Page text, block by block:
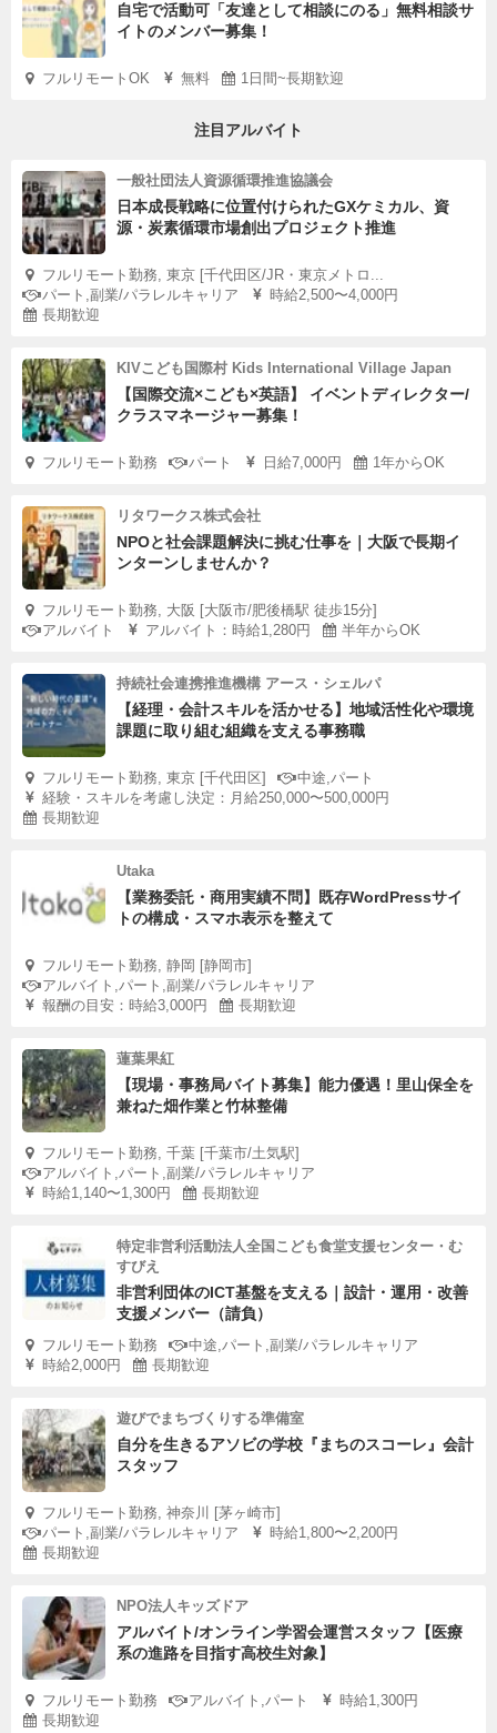
自宅で活動可「友達として相談にのる」無料相談サ
イトのメンバー募集！
フルリモートOK 無料 1日間~長期歓迎
注目アルバイト
一般社団法人資源循環推進協議会
日本成長戦略に位置付けられたGXケミカル、資
源・炭素循環市場創出プロジェクト推進
フルリモート勤務, 東京 [千代田区/JR・東京メトロ...
パート,副業/パラレルキャリア
時給2,500〜4,000円
長期歓迎
KIVこども国際村 Kids International Village Japan
【国際交流×こども×英語】 イベントディレクター/
クラスマネージャー募集！
フルリモート勤務 パート 日給7,000円 1年からOK
リタワークス株式会社
NPOと社会課題解決に挑む仕事を｜大阪で長期イ
ンターンしませんか？
フルリモート勤務, 大阪 [大阪市/肥後橋駅 徒歩15分]
アルバイト
アルバイト：時給1,280円 半年からOK
持続社会連携推進機構 アース・シェルパ
【経理・会計スキルを活かせる】地域活性化や環境
課題に取り組む組織を支える事務職
フルリモート勤務, 東京 [千代田区]
中途,パート
経験・スキルを考慮し決定：月給250,000〜500,000円
長期歓迎
Utaka
【業務委託・商用実績不問】既存WordPressサイ
トの構成・スマホ表示を整えて
フルリモート勤務, 静岡 [静岡市]
アルバイト,パート,副業/パラレルキャリア
報酬の目安：時給3,000円
長期歓迎
蓮葉果紅
【現場・事務局バイト募集】能力優遇！里山保全を
兼ねた畑作業と竹林整備
フルリモート勤務, 千葉 [千葉市/土気駅]
アルバイト,パート,副業/パラレルキャリア
時給1,140〜1,300円
長期歓迎
特定非営利活動法人全国こども食堂支援センター・む
すびえ
非営利団体のICT基盤を支える｜設計・運用・改善
支援メンバー（請負）
フルリモート勤務
中途,パート,副業/パラレルキャリア
時給2,000円
長期歓迎
遊びでまちづくりする準備室
自分を生きるアソビの学校『まちのスコーレ』会計
スタッフ
フルリモート勤務, 神奈川 [茅ヶ崎市]
パート,副業/パラレルキャリア
時給1,800〜2,200円
長期歓迎
NPO法人キッズドア
アルバイト/オンライン学習会運営スタッフ【医療
系の進路を目指す高校生対象】
フルリモート勤務 アルバイト,パート
時給1,300円
長期歓迎